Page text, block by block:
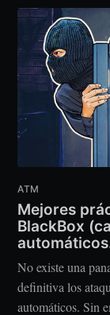
ATM
Mejores
BlackBox
No existe una
definitiva los
automáticos. Sin